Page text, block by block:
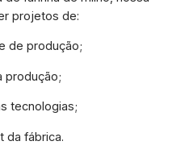
projetos de:
de produção;
produção;
tecnologias;
da fábrica.